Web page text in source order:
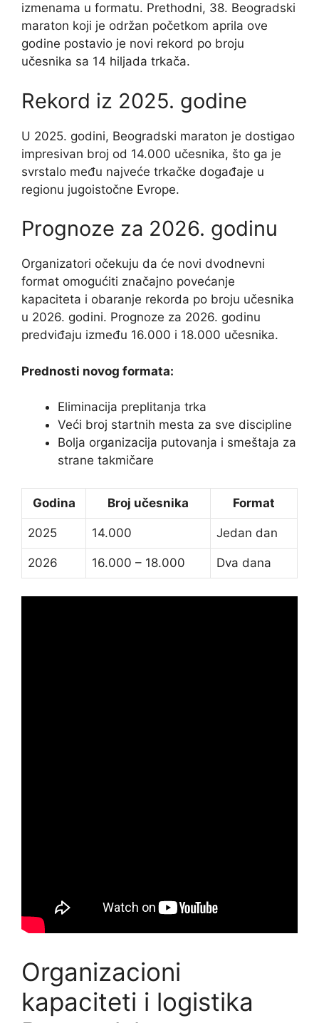
izmenama u formatu. Prethodni, 38. Beogradski
maraton koji je održan početkom aprila ove
godine postavio je novi rekord po broju
učesnika sa 14 hiljada trkača.
Rekord iz 2025. godine
U 2025. godini, Beogradski maraton je dostigao
impresivan broj od 14.000 učesnika, što ga je
svrstalo među najveće trkačke događaje u
regionu jugoistočne Evrope.
Prognoze za 2026. godinu
Organizatori očekuju da će novi dvodnevni
format omogućiti značajno povećanje
kapaciteta i obaranje rekorda po broju učesnika
u 2026. godini. Prognoze za 2026. godinu
predviđaju između 16.000 i 18.000 učesnika.
Prednosti novog formata:
Eliminacija preplitanja trka
Veći broj startnih mesta za sve discipline
Bolja organizacija putovanja i smeštaja za
strane takmičare
Godina Broj učesnika Format
2025 14.000 Jedan dan
2026 16.000 – 18.000 Dva dana
Organizacioni
kapaciteti i logistika